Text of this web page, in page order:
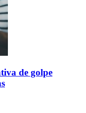
de golpe